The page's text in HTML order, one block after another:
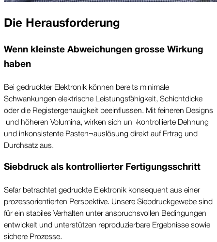
Die Herausforderung
Wenn kleinste Ab­weichungen grosse Wirkung
haben
Bei ge­druckter Elektro­nik können bereits minimale
Schwankungen elek­trische Leistungs­fähigkeit, Schicht­dicke
oder die Register­genauigkeit beein­flussen. Mit feineren Designs
und höheren Volumina, wirken sich un¬kontrollierte Dehnung
und inkonsistente Pasten¬auslösung direkt auf Ertrag und
Durchsatz aus.
Sieb­druck als kon­trollierter Fertigungs­schritt
Sefar be­trachtet ge­druckte Elektro­nik konsequent aus einer
prozess­orien­tierten Perspek­tive. Unsere Sieb­druck­gewebe sind
für ein stabiles Ver­halten unter an­spruchs­vollen Be­din­gungen
ent­wickelt und unter­stützen repro­duzier­bare Ergeb­nisse sowie
sichere Prozesse.